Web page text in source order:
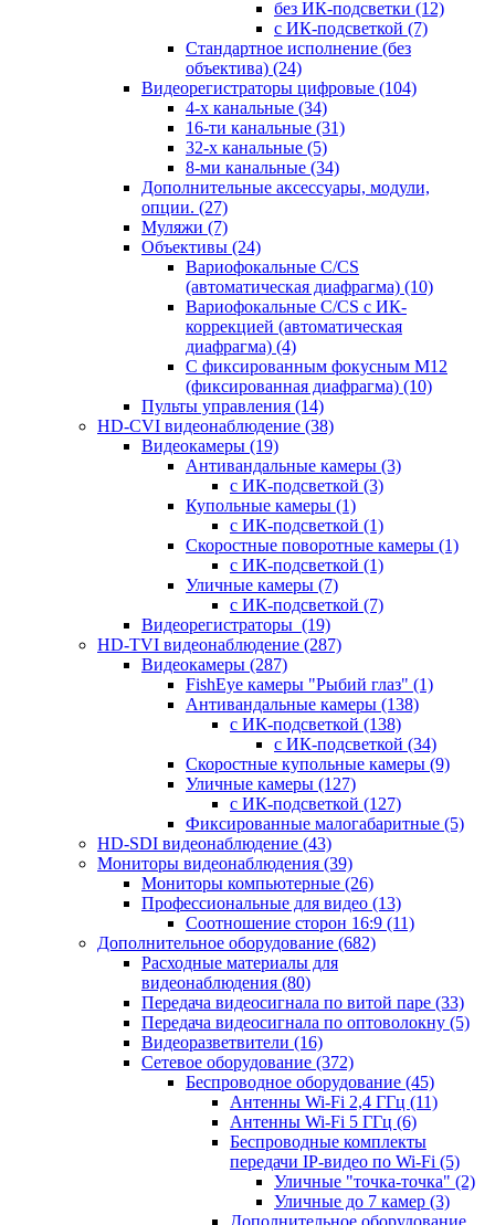
без ИК-подсветки (12)
с ИК-подсветкой (7)
Стандартное исполнение (без
объектива) (24)
Видеорегистраторы цифровые (104)
4-х канальные (34)
16-ти канальные (31)
32-х канальные (5)
8-ми канальные (34)
Дополнительные аксессуары, модули,
опции. (27)
Муляжи (7)
Объективы (24)
Вариофокальные C/CS
(автоматическая диафрагма) (10)
Вариофокальные C/CS с ИК-
коррекцией (автоматическая
диафрагма) (4)
С фиксированным фокусным М12
(фиксированная диафрагма) (10)
Пульты управления (14)
HD-CVI видеонаблюдение (38)
Видеокамеры (19)
Антивандальные камеры (3)
с ИК-подсветкой (3)
Купольные камеры (1)
с ИК-подсветкой (1)
Скоростные поворотные камеры (1)
с ИК-подсветкой (1)
Уличные камеры (7)
с ИК-подсветкой (7)
Видеорегистраторы (19)
HD-TVI видеонаблюдение (287)
Видеокамеры (287)
FishEye камеры "Рыбий глаз" (1)
Антивандальные камеры (138)
с ИК-подсветкой (138)
с ИК-подсветкой (34)
Скоростные купольные камеры (9)
Уличные камеры (127)
с ИК-подсветкой (127)
Фиксированные малогабаритные (5)
HD-SDI видеонаблюдение (43)
Мониторы видеонаблюдения (39)
Мониторы компьютерные (26)
Профессиональные для видео (13)
Соотношение сторон 16:9 (11)
Дополнительное оборудование (682)
Расходные материалы для
видеонаблюдения (80)
Передача видеосигнала по витой паре (33)
Передача видеосигнала по оптоволокну (5)
Видеоразветвители (16)
Сетевое оборудование (372)
Беспроводное оборудование (45)
Антенны Wi-Fi 2,4 ГГц (11)
Антенны Wi-Fi 5 ГГц (6)
Беспроводные комплекты
передачи IP-видео по Wi-Fi (5)
Уличные "точка-точка" (2)
Уличные до 7 камер (3)
Дополнительное оборудование